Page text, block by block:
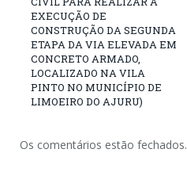
EXECUÇÃO DE
CONSTRUÇÃO DA SEGUNDA
ETAPA DA VIA ELEVADA EM
CONCRETO ARMADO,
LOCALIZADO NA VILA
PINTO NO MUNICÍPIO DE
LIMOEIRO DO AJURU)
Os comentários estão fechados.